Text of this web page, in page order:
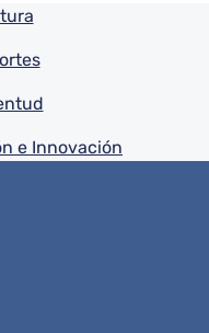
e Innovación